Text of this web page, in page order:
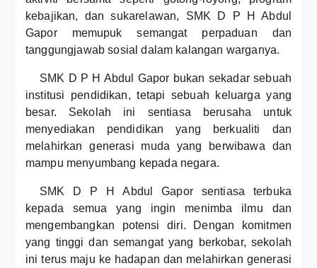
kebajikan, dan sukarelawan, SMK D P H Abdul
Gapor memupuk semangat perpaduan dan
tanggungjawab sosial dalam kalangan warganya.
SMK D P H Abdul Gapor bukan sekadar sebuah
institusi pendidikan, tetapi sebuah keluarga yang
besar. Sekolah ini sentiasa berusaha untuk
menyediakan pendidikan yang berkualiti dan
melahirkan generasi muda yang berwibawa dan
mampu menyumbang kepada negara.
SMK D P H Abdul Gapor sentiasa terbuka
kepada semua yang ingin menimba ilmu dan
mengembangkan potensi diri. Dengan komitmen
yang tinggi dan semangat yang berkobar, sekolah
ini terus maju ke hadapan dan melahirkan generasi